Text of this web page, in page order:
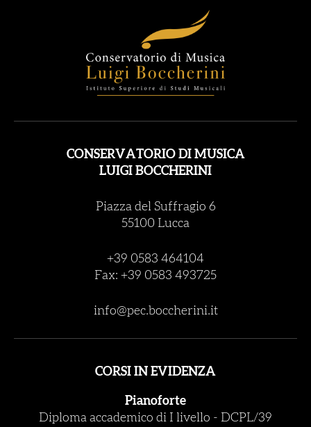
CONSERVATORIO DI MUSICA
LUIGI BOCCHERINI
Piazza del Suffragio 6
55100 Lucca
+39 0583 464104
Fax: +39 0583 493725
info@pec.boccherini.it
CORSI IN EVIDENZA
Pianoforte
Diploma accademico di I livello - DCPL/39